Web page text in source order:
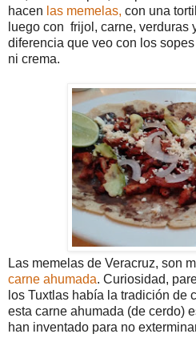
hacen las memelas, con una
luego con frijol, carne, verduras
diferencia que veo con los
ni crema.
Las memelas de Veracruz, son
carne ahumada. Curiosidad,
los Tuxtlas había la tradición de
esta carne ahumada (de cerdo)
han inventado para no